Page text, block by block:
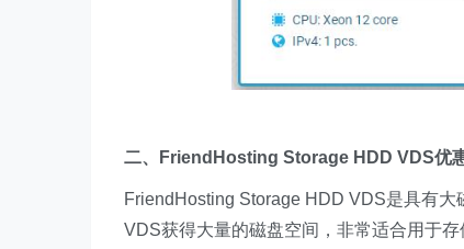
二、FriendHosting Storage HDD VDS优
FriendHosting Storage HDD VDS是具有
VDS获得大量的磁盘空间，非常适合用于